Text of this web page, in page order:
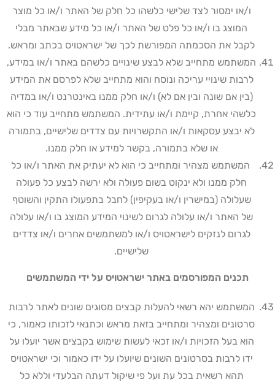
ו/או ימסור לצד שלישי כלשהו כל חלק של האתר ו/או כל מוצר
המוצג בו ו/או כל פלט של האתר ו/או כל מידע שבאתר מבלי
לקבל את הסכמתה המפורשת לכך של ישראטויס בכתב ומראש.
המשתמש מתחייב שלא לבצע שינויים כלשהם באתר ו/או במידע,
לרבות שינויי עריכה ונוסח והוא מתחייב שלא לפרסם את המידע
(בין אם שונה ובין אם לא) ו/או חלק ממנו באינטרנט ו/או במדיה
כלשהי אחרת, קיימת ו/או עתידית. המשתמש מתחייב עוד כי הוא
לא יבצע עסקאות ו/או התקשרויות עם צדדים שלישיים, בתמורה
או שלא בתמורה, בקשר למידע או חלק ממנו.
המשתמש מצהיר ומתחייב כי הוא לא יעתיק את האתר ו/או כל
חלק ממנו ולא ינקוט בשום פעולה ולא ירשה לבצע כל פעולה
שעלולה (במישרין ו/או בעקיפין) לחבל בתפעולו התקין והשוטף
של האתר ו/או עלולה לגרום לשינוי המידע המוצג בו ו/או עלולה
לגרום לנזקים לישראטויס ו/או למשתמשים אחרים ו/או צדדים
שלישיים.
תכנים המפורסמים באתר ישראטויס על ידי המשתמשים
המשתמש יהא רשאי להעלות קבצים מסוגים שונים לאתר לרבות
סרטונים ומצהיר ומתחייב בזאת מראש וכתנאי לזכותו כאמור, כי
הוא בעל הזכויות ו/או זכאי לעשות שימוש בקבצים אשר יועלו על
ידו לרבות בסרטונים השונים שיועלו על ידו כאמור וכי ישראטויס
תהא רשאית בכל עת ועל פי שיקול דעתה הבלעדי וללא כל